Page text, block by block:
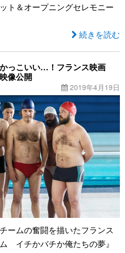
ト＆オープニングセレモニー
続きを読む
っこいい…！フランス映画
像公開
2019年4月19日
ームの奮闘を描いたフランス
イチかバチか俺たちの夢』